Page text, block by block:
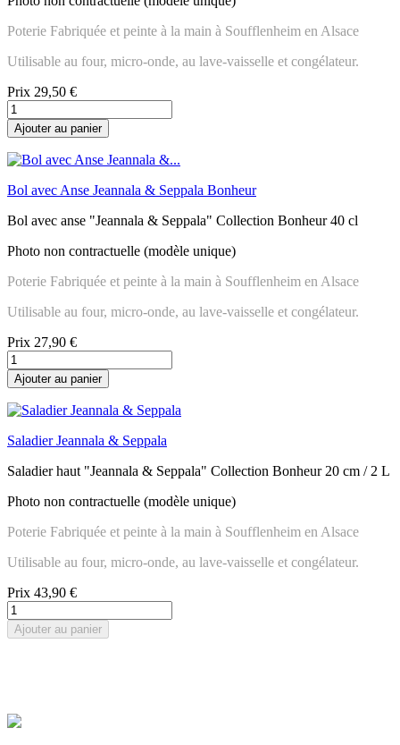
Poterie Fabriquée et peinte à la main à Soufflenheim en Alsace
Utilisable au four, micro-onde, au lave-vaisselle et congélateur.
Prix 29,50 €
Ajouter au panier
Bol avec Anse Jeannala & Seppala Bonheur
Bol avec anse "Jeannala & Seppala" Collection Bonheur 40 cl
Photo non contractuelle (modèle unique)
Poterie Fabriquée et peinte à la main à Soufflenheim en Alsace
Utilisable au four, micro-onde, au lave-vaisselle et congélateur.
Prix 27,90 €
Ajouter au panier
Saladier Jeannala & Seppala
Saladier haut "Jeannala & Seppala" Collection Bonheur 20 cm / 2 L
Photo non contractuelle (modèle unique)
Poterie Fabriquée et peinte à la main à Soufflenheim en Alsace
Utilisable au four, micro-onde, au lave-vaisselle et congélateur.
Prix 43,90 €
Ajouter au panier